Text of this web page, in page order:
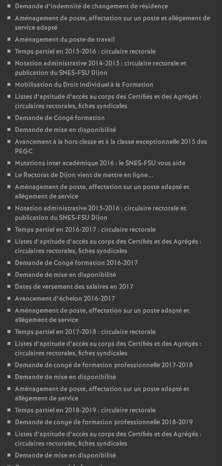
Demande d’indemnité de changement de résidence
Aménagement de poste, affectation sur un poste et allégement de
service adapté
Aménagement du poste de travail
Temps partiel en 2015-2016 : circulaire rectorale
Notation administrative 2014-2015 : circulaire rectorale et
publication du SNES-FSU Dijon
Mobilisation du Droit Individuel à la Formation
Listes d’aptitude d’accès au corps des Certifiés et des Agrégés :
circulaires rectorales, fiches syndicales
Demande de Congé formation
Demande de mise en disponibilité
Avancement à la hors classe et à la classe exceptionnelle 2015 des
PEGC
Mutations inter académique 2016 : le SNES-FSU vous aide
Le Rectorat de Dijon vient de mettre en ligne...
Aménagement de poste, affectation sur un poste adapté et
allégement de service
Notation administrative 2015-2016 : circulaire rectorale et
publication du SNES-FSU Dijon
Temps partiel en 2016-2017 : circulaire rectorale
Listes d’aptitude d’accès au corps des Certifiés et des Agrégés :
circulaires rectorales, fiches syndicales
Demande de Congé formation 2016-2017
Demande de mise en disponibilité
Dates de versement des salaires en 2017
Avancement d’échelon 2016-2017
Aménagement de poste, affectation sur un poste adapté et
allégement de service
Temps partiel en 2017-2018 : circulaire rectorale
Listes d’aptitude d’accès au corps des Certifiés et des Agrégés :
circulaires rectorales, fiches syndicales
Demande de congé de formation professionnelle 2017-2018
Demande de mise en disponibilité
Aménagement de poste, affectation sur un poste adapté et
allégement de service
Temps partiel en 2018-2019 : circulaire rectorale
Demande de congé de formation professionnelle 2018-2019
Listes d’aptitude d’accès au corps des Certifiés et des Agrégés :
circulaires rectorales, fiches syndicales
Demande de mise en disponibilité